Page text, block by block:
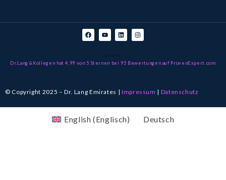
⭐⭐⭐⭐⭐
Dr.Lang &Kollegen hat 4,99 von 5 Sternen bei 95 Bewertungen auf ProvenExpert.com
© Copyright 2025 – Dr. Lang Emirates | Impressum | Datenschutz
English (Englisch) Deutsch